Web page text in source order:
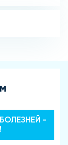
-